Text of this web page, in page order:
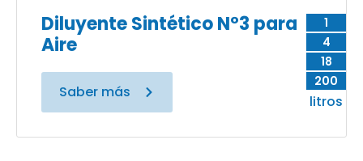
1
4
18
200
litros
Diluyente Sintético N°3 para
Aire
Saber más